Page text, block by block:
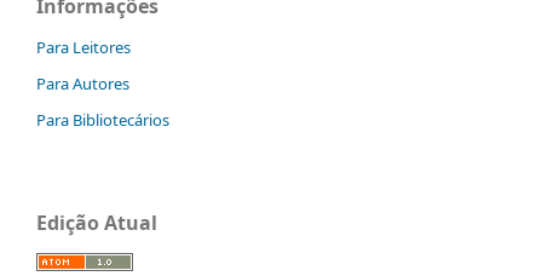
Informações
Para Leitores
Para Autores
Para Bibliotecários
Edição Atual